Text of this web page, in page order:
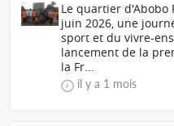
Le quartier d'Abobo
juin 2026, une
sport et du vivre-
lancement de la
la Fr...
il y a 1 mois